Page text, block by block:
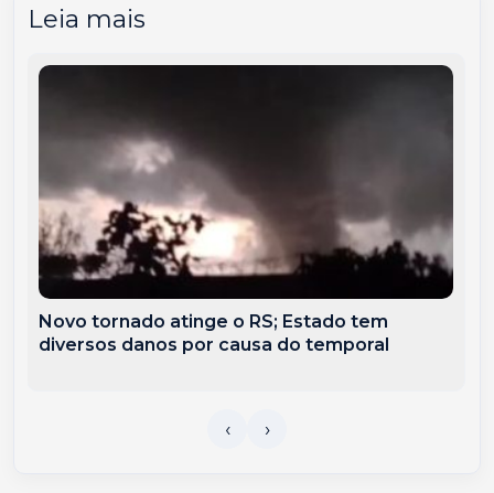
Leia mais
Novo tornado atinge o RS; Estado tem
diversos danos por causa do temporal